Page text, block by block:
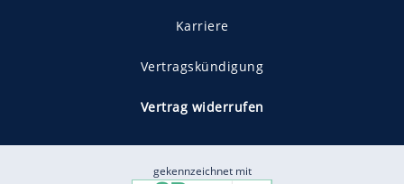
Karriere
Vertragskündigung
Vertrag widerrufen
gekennzeichnet mit